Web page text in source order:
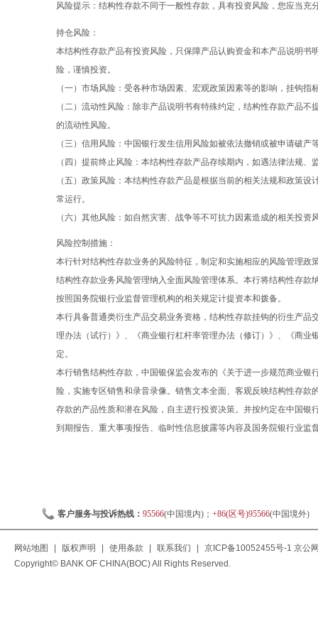
风险提示：结构性存款不同于一般性存款，具有投资风险，您应当充
持仓风险：
本结构性存款产品有投资风险，只保障产品认购资金和本产品说明
险，谨慎投资。
（一）市场风险：受各种市场因素、宏观政策因素等的影响，挂钩
（二）流动性风险：除非产品说明书有特殊约定，结构性存款产品
的流动性风险。
（三）信用风险：中国银行发生信用风险如被依法撤销或被申请破
（四）提前终止风险：本结构性存款产品存续期内，如遇法律法规
（五）政策风险：本结构性存款产品是根据当前的相关法规和政策
常运行。
（六）其他风险：如自然灾害、战争等不可抗力因素造成的相关投资
风险控制措施：
本行针对结构性存款业务的风险特征，制定和实施相应的风险管理
结构性存款业务风险管理纳入全面风险管理体系。本行将结构性存
按照国务院银行业监督管理机构的相关规定计提资本和拨备。
本行具备普通类衍生产品交易业务资格，结构性存款挂钩的衍生产
理办法（试行）》、《商业银行杠杆率管理办法（修订）》、《商
定。
本行销售结构性存款，中国银保监会发布的《关于进一步规范商业
险，实施专区销售和录音录像。销售文本全面、客观反映结构性存
存款的产品性质和潜在风险，自主进行投资决策。并按约定在中国
到期报告、重大事项报告、临时性信息披露等内容及国务院银行业监
客户服务与投诉热线： 95566(中国境内)； +86(区号)95566(中国境外)
网站地图 版权声明 使用条款 联系我们 京ICP备10052455号-1 京公
Copyright© BANK OF CHINA(BOC) All Rights Reserved.